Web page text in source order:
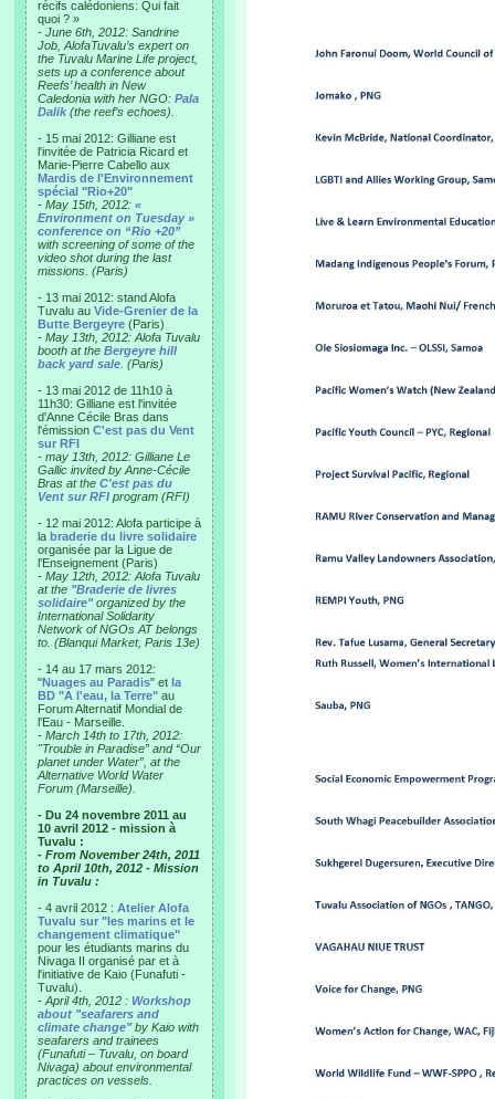
récifs calédoniens: Qui fait
quoi ? »
- June 6th, 2012: Sandrine
Job, AlofaTuvalu’s expert on
the Tuvalu Marine Life project,
sets up a conference about
Reefs’ health in New
Caledonia with her NGO: Pala
Dalik (the reef’s echoes).
- 15 mai 2012: Gilliane est
l'invitée de Patricia Ricard et
Marie-Pierre Cabello aux
Mardis de l'Environnement
spécial "Rio+20"
- May 15th, 2012: «
Environment on Tuesday »
conference on “Rio +20”
with screening of some of the
video shot during the last
missions. (Paris)
- 13 mai 2012: stand Alofa
Tuvalu au Vide-Grenier de la
Butte Bergeyre (Paris)
- May 13th, 2012: Alofa Tuvalu
booth at the Bergeyre hill
back yard sale . (Paris)
- 13 mai 2012 de 11h10 à
11h30: Gilliane est l'invitée
d'Anne Cécile Bras dans
l'émission C'est pas du Vent
sur RFI
- may 13th, 2012: Gilliane Le
Gallic invited by Anne-Cécile
Bras at the C'est pas du
Vent sur RFI program (RFI)
- 12 mai 2012: Alofa participe à
la braderie du livre solidaire
organisée par la Ligue de
l'Enseignement (Paris)
- May 12th, 2012: Alofa Tuvalu
at the "Braderie de livres
solidaire"organized by the
International Solidarity
Network of NGOs AT belongs
to. (Blanqui Market, Paris 13e)
- 14 au 17 mars 2012:
"Nuages au Paradis" et la
BD "A l'eau, la Terre" au
Forum Alternatif Mondial de
l'Eau - Marseille.
- March 14th to 17th, 2012:
"Trouble in Paradise” and “Our
planet under Water”, at the
Alternative World Water
Forum (Marseille).
- Du 24 novembre 2011 au
10 avril 2012 - mission à
Tuvalu :
- From November 24th, 2011
to April 10th, 2012 - Mission
in Tuvalu :
- 4 avril 2012 : Atelier Alofa
Tuvalu sur "les marins et le
changement climatique"
pour les étudiants marins du
Nivaga II organisé par et à
l'initiative de Kaio (Funafuti -
Tuvalu).
- April 4th, 2012 : Workshop
about "seafarers and
climate change"by Kaio with
seafarers and trainees
(Funafuti – Tuvalu, on board
Nivaga) about environmental
practices on vessels.